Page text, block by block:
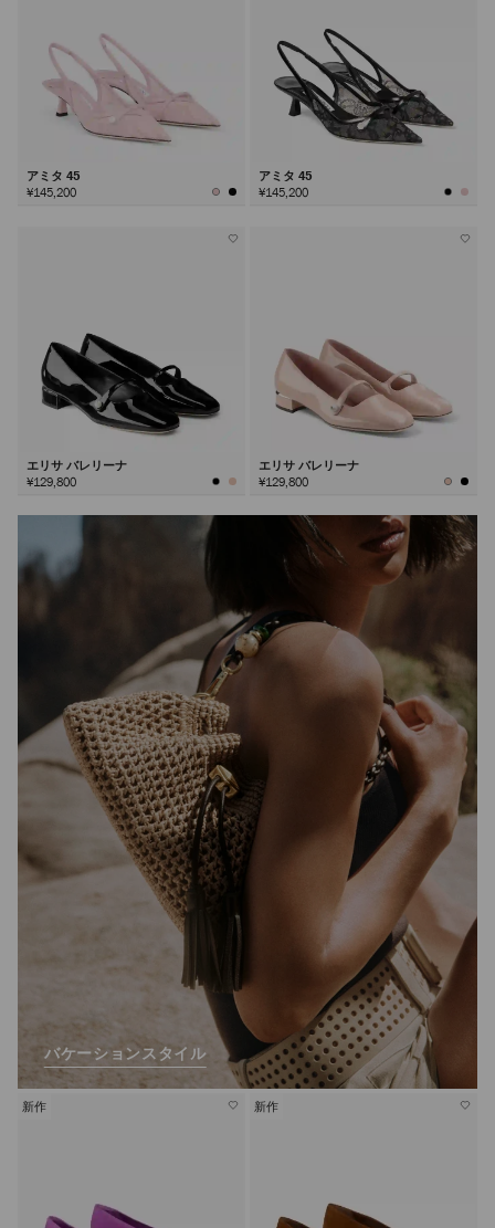
アミタ 45
¥145,200
アミタ 45
¥145,200
エリサ バレリーナ
¥129,800
エリサ バレリーナ
¥129,800
バケーションスタイル
新作 新作